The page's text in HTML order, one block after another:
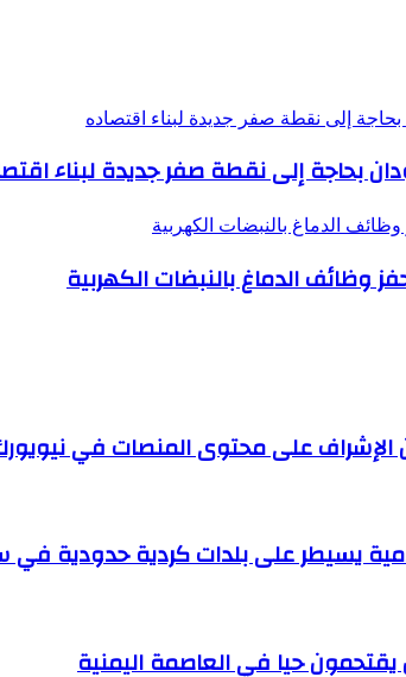
إلى نقطة صفر جديدة لبناء اقتصاده
بحاجة إلى نقطة صفر جديدة لبناء
الدماغ بالنبضات الكهربية
وظائف الدماغ بالنبضات الكهربية
على محتوى المنصات في
يسيطر على بلدات كردية حدودية في
حيا في العاصمة اليمنية